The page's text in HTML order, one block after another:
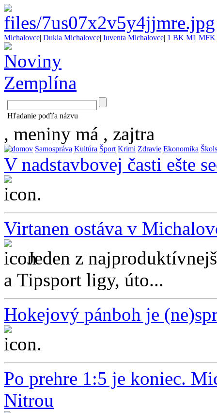
Michalovce| Dukla Michalovce| Iuventa Michalovce| 1 BK MI| MFK
Hľadanie poďľa názvu
, meniny má , zajtra
Samospráva Kultúra Šport Krimi Zdravie Ekonomika
V nadstavbovej časti ešte
...
Virtanen ostáva v
Jeden z
a Tipsport ligy, úto...
Hokejový pánboh je
...
Po prehre 1:5 je koniec.
Nitrou